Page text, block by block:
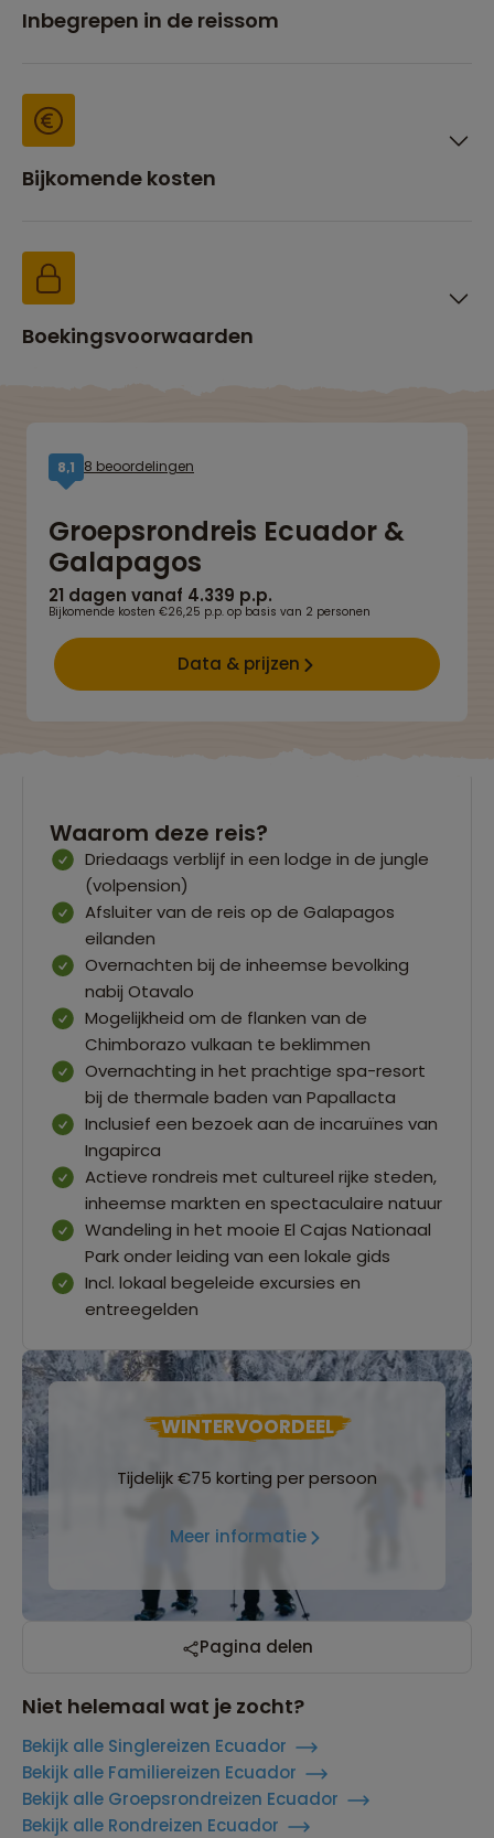
Inbegrepen in de reissom
Bijkomende kosten
Boekingsvoorwaarden
8,1 8 beoordelingen
Groepsrondreis Ecuador &
Galapagos
21 dagen vanaf 4.339 p.p.
Bijkomende kosten €26,25 p.p. op basis van 2 personen
Data & prijzen
Waarom deze reis?
Driedaags verblijf in een lodge in de jungle
(volpension)
Afsluiter van de reis op de Galapagos
eilanden
Overnachten bij de inheemse bevolking
nabij Otavalo
Mogelijkheid om de flanken van de
Chimborazo vulkaan te beklimmen
Overnachting in het prachtige spa-resort
bij de thermale baden van Papallacta
Inclusief een bezoek aan de incaruïnes van
Ingapirca
Actieve rondreis met cultureel rijke steden,
inheemse markten en spectaculaire natuur
Wandeling in het mooie El Cajas Nationaal
Park onder leiding van een lokale gids
Incl. lokaal begeleide excursies en
entreegelden
WINTERVOORDEEL
Tijdelijk €75 korting per persoon
Meer informatie
Pagina delen
Niet helemaal wat je zocht?
Bekijk alle Singlereizen Ecuador
Bekijk alle Familiereizen Ecuador
Bekijk alle Groepsrondreizen Ecuador
Bekijk alle Rondreizen Ecuador
Reizen met oog voor mens, cultuur en milieu